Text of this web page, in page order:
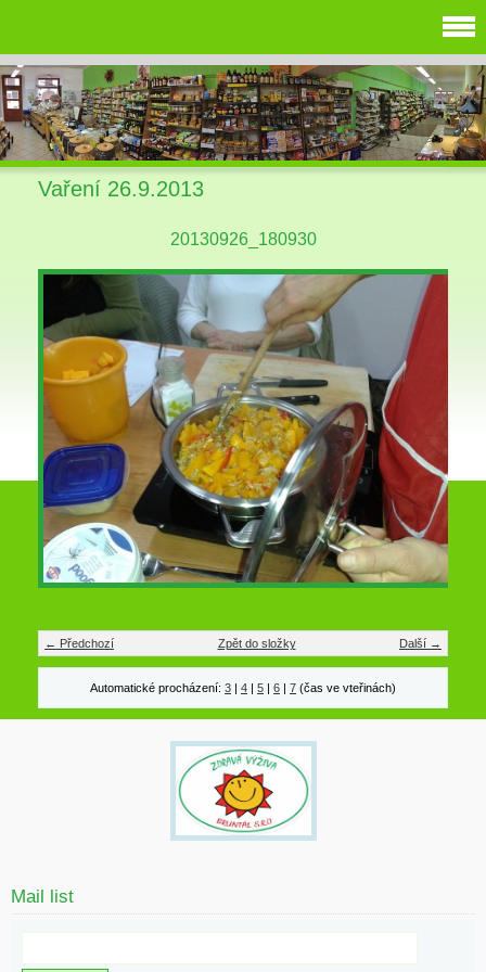
Vaření 26.9.2013
20130926_180930
← Předchozí Další →
Zpět do složky
Automatické procházení: 3 | 4 | 5 | 6 | 7 (čas ve vteřinách)
Mail list